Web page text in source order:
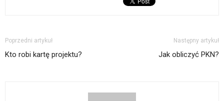
Poprzedni artykuł
Kto robi kartę projektu?
Następny artykuł
Jak obliczyć PKN?